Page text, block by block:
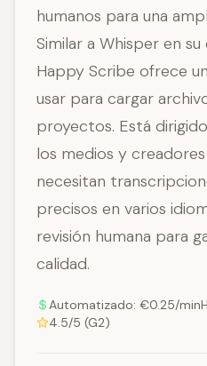
humanos para una
Similar a Whisper en
Happy Scribe ofrece
usar para cargar
proyectos. Está
los medios y
necesitan
precisos en varios
revisión humana para
calidad.
Automatizado: €0.25/
4.5/5 (G2)